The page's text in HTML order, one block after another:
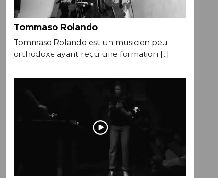
Tommaso Rolando
Tommaso Rolando est un musicien peu
orthodoxe ayant reçu une formation [...]